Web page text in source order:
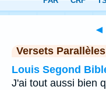
Chapitre 12 > Verset 3
◄
Versets Parallèles
Louis Segond
J'ai tout aussi bien